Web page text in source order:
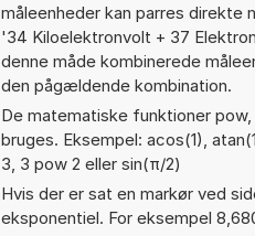
måleenheder kan parres direkte
'34 Kiloelektronvolt + 37
denne måde kombinerede
den pågældende kombination.
De matematiske funktioner
bruges. Eksempel: acos(1),
3, 3 pow 2 eller sin(π/2)
Hvis der er sat en markør ved
eksponentiel. For eksempel